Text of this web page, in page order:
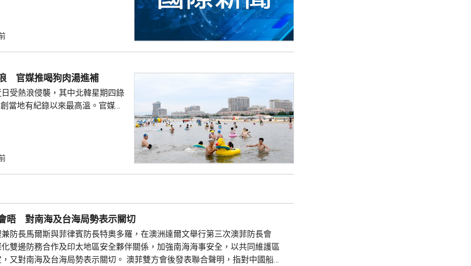
官媒推喝狗肉湯進補
受熱浪侵襲，其中北韓星期四錄
當地有紀錄以來最高溫。官媒
勞動新聞》另一篇專題文章形容
晤 對南海及台海局勢表示關切
防長馬爾斯與菲律賓防長特奧多羅，在澳洲達爾文舉行第三次澳菲防長會
雙邊防務合作及印太地區安全夥伴關係，加強南海海事安全，以共同維護區
又對南海及台海局勢表示關切。 澳菲雙方會後發表聯合聲明，指對中國船隻